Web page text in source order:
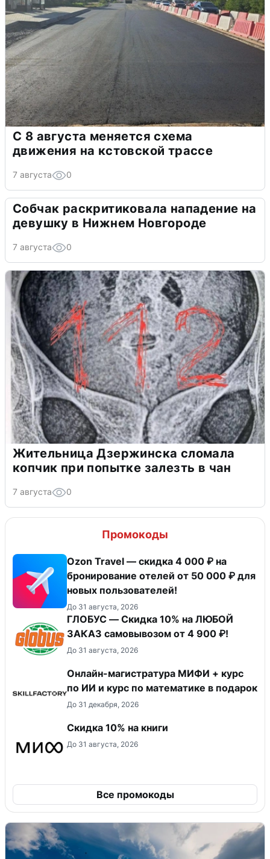
С 8 августа меняется схема
движения на кстовской трассе
7 августа 0
Собчак раскритиковала нападение на
девушку в Нижнем Новгороде
7 августа 0
Жительница Дзержинска сломала
копчик при попытке залезть в чан
7 августа 0
Промокоды
Ozon Travel — скидка 4 000 ₽ на
бронирование отелей от 50 000 ₽ для
новых пользователей!
До 31 августа, 2026
ГЛОБУС — Скидка 10% на ЛЮБОЙ
ЗАКАЗ самовывозом от 4 900 ₽!
До 31 августа, 2026
Онлайн-магистратура МИФИ + курс
по ИИ и курс по математике в подарок
До 31 декабря, 2026
Скидка 10% на книги
До 31 августа, 2026
Все промокоды